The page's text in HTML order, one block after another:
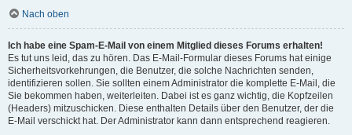
Nach oben
Ich habe eine Spam-E-Mail von einem Mitglied dieses Forums erhalten!
Es tut uns leid, das zu hören. Das E-Mail-Formular dieses Forums hat einige
Sicherheitsvorkehrungen, die Benutzer, die solche Nachrichten senden,
identifizieren sollen. Sie sollten einem Administrator die komplette E-Mail, die
Sie bekommen haben, weiterleiten. Dabei ist es ganz wichtig, die Kopfzeilen
(Headers) mitzuschicken. Diese enthalten Details über den Benutzer, der die
E-Mail verschickt hat. Der Administrator kann dann entsprechend reagieren.